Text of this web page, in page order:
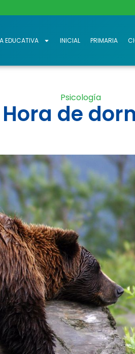
EDUCATIVA INICIAL PRIMARIA
Psicología
Hora de